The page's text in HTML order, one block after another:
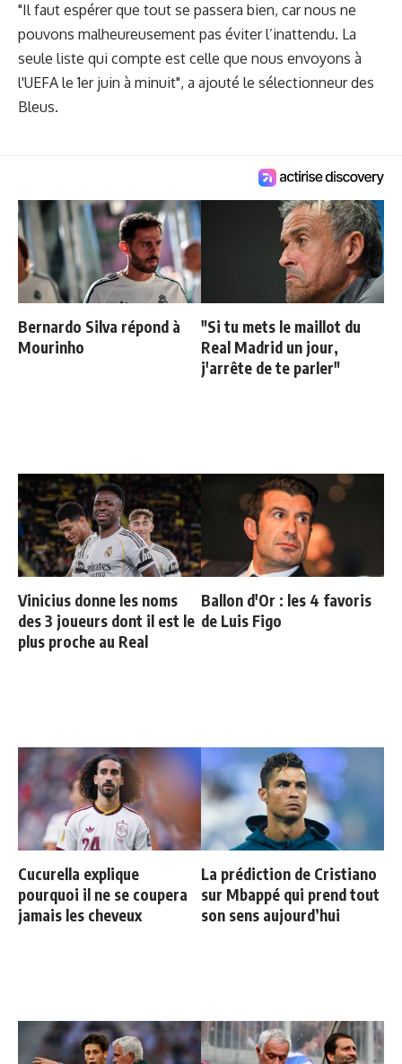
"Il faut espérer que tout se passera bien, car nous ne
pouvons malheureusement pas éviter l’inattendu. La
seule liste qui compte est celle que nous envoyons à
l'UEFA le 1er juin à minuit", a ajouté le sélectionneur des
Bleus.
Bernardo Silva répond à
Mourinho
"Si tu mets le maillot du
Real Madrid un jour,
j'arrête de te parler"
Vinicius donne les noms
des 3 joueurs dont il est le
plus proche au Real
Ballon d'Or : les 4 favoris
de Luis Figo
Cucurella explique
pourquoi il ne se coupera
jamais les cheveux
La prédiction de Cristiano
sur Mbappé qui prend tout
son sens aujourd’hui